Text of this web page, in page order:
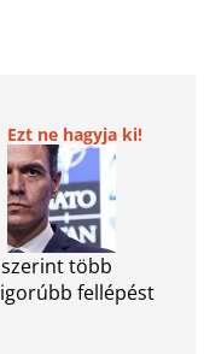
Ezt ne hagyja ki!
több
fellépést